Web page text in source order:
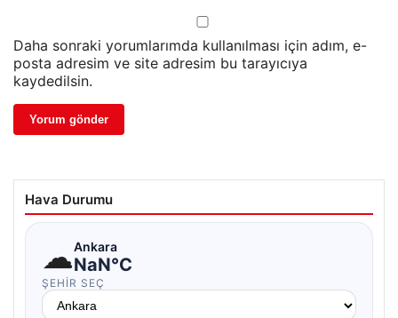
Daha sonraki yorumlarımda kullanılması için adım, e-
posta adresim ve site adresim bu tarayıcıya
kaydedilsin.
Hava Durumu
☁Ankara
NaN°C
ŞEHIR SEÇ